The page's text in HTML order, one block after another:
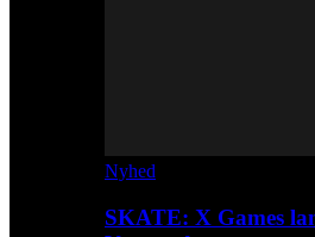
Nyhed
SKATE: X Games